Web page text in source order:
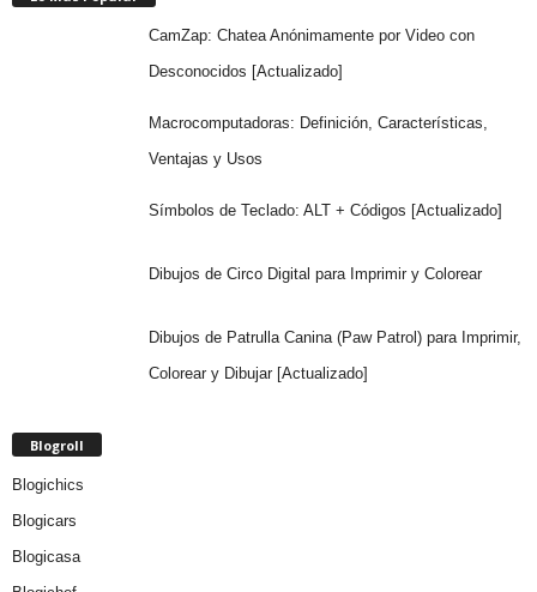
CamZap: Chatea Anónimamente por Video con
Desconocidos [Actualizado]
Macrocomputadoras: Definición, Características,
Ventajas y Usos
Símbolos de Teclado: ALT + Códigos [Actualizado]
Dibujos de Circo Digital para Imprimir y Colorear
Dibujos de Patrulla Canina (Paw Patrol) para Imprimir,
Colorear y Dibujar [Actualizado]
Blogroll
Blogichics
Blogicars
Blogicasa